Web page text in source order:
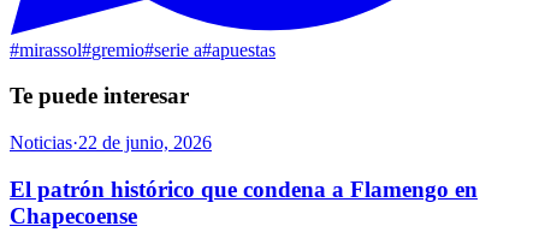
#mirassol#gremio#serie a#apuestas
Te puede interesar
Noticias·22 de junio, 2026
El patrón histórico que condena a Flamengo en
Chapecoense